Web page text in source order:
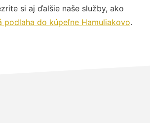
si aj ďalšie naše služby, ako
podlaha do kúpeľne Hamuliakovo.